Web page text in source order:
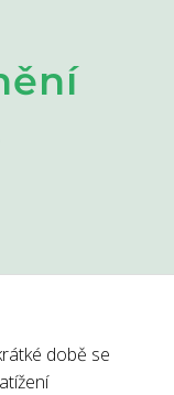
době se